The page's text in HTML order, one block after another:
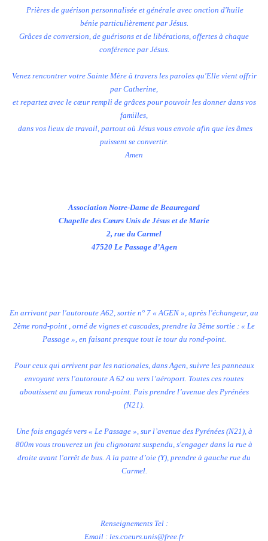
Prières de guérison personnalisée et générale avec onction d'huile
bénie particulièrement par Jésus.
Grâces de conversion, de guérisons et de libérations, offertes à chaque
conférence par Jésus.
Venez rencontrer votre Sainte Mère à travers les paroles qu'Elle vient offrir
par Catherine,
et repartez avec le cœur rempli de grâces pour pouvoir les donner dans vos
familles,
dans vos lieux de travail, partout où Jésus vous envoie afin que les âmes
puissent se convertir.
Amen
Association Notre-Dame de Beauregard
Chapelle des Cœurs Unis de Jésus et de Marie
2, rue du Carmel
47520 Le Passage d’Agen
En arrivant par l'autoroute A62, sortie n° 7 « AGEN », après l'échangeur, au
2ème rond-point , orné de vignes et cascades, prendre la 3ème sortie : « Le
Passage », en faisant presque tout le tour du rond-point.
Pour ceux qui arrivent par les nationales, dans Agen, suivre les panneaux
envoyant vers l'autoroute A 62 ou vers l’aéroport. Toutes ces routes
aboutissent au fameux rond-point. Puis prendre l’avenue des Pyrénées
(N21).
Une fois engagés vers « Le Passage », sur l’avenue des Pyrénées (N21), à
800m vous trouverez un feu clignotant suspendu, s'engager dans la rue à
droite avant l'arrêt de bus. A la patte d’oie (Y), prendre à gauche rue du
Carmel.
Renseignements Tel :
Email : les.coeurs.unis@free.fr